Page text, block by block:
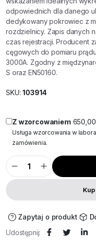
odpowiednich dla danego
dedykowany pokrowiec z
rozdzielnicy. Zapis danych
czas rejestracji. Producent
cęgowych do pomiaru
3000A. Zgodny z
S oraz EN50160.
SKU:103914
Z wzorcowaniem 650,00
Usługa wzorcowania w
zamówienia.
KEW6315
Analizator
jakości
energii
ilość
Zapytaj o produkt
Udostępnij: